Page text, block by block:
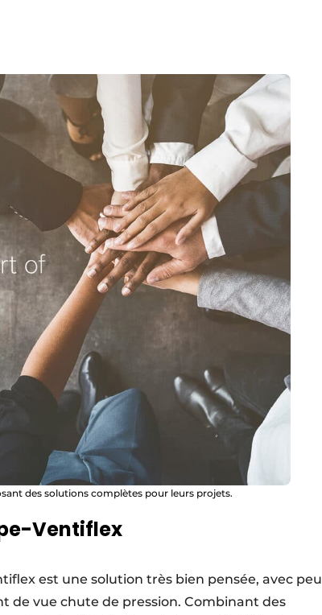
des solutions complètes pour leurs projets.
Ventiflex
est une solution très bien pensée, avec peu
de vue chute de pression. Combinant des